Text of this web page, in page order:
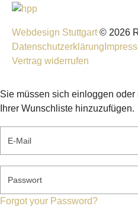
Webdesign Stuttgart © 2026
Datenschutzerklärung
Vertrag widerrufen
Sie müssen sich einloggen
Ihrer Wunschliste hinzuzufügen.
E-Mail
Passwort
Forgot your Password?